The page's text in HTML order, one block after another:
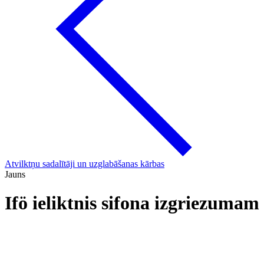
Atvilktņu sadalītāji un uzglabāšanas kārbas
Jauns
Ifö ieliktnis sifona izgriezumam